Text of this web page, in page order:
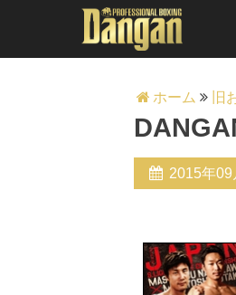
ホーム 旧
2015年09